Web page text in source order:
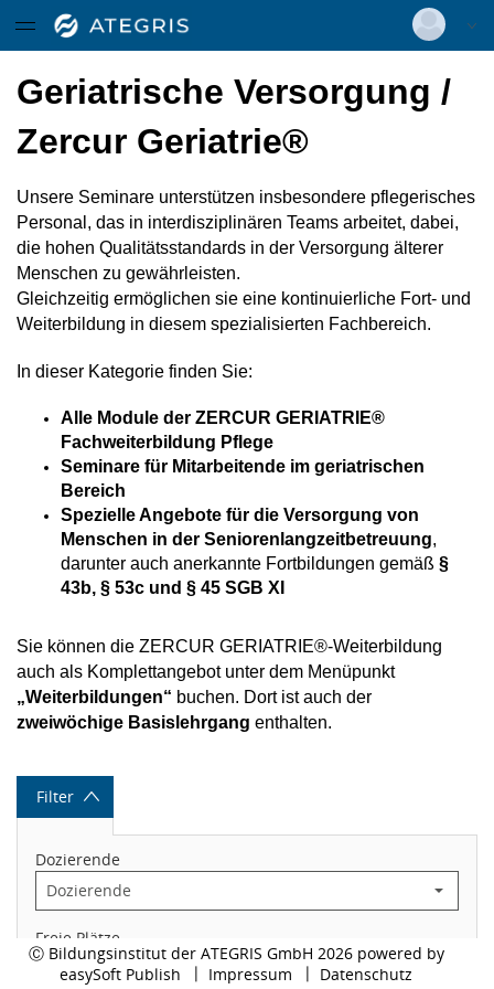
Login
Versionsnummer: 2025.4.04.60491
Menügruppe
Weiterbildungen
Ärztecurriculum
Karrierewerkstatt
Fachweiterbildung in der
Intensivpflege und Pflege in der
Anästhesie
ZERCUR GERIATRIE®
Hygienebeauftragte in der Pflege
Wundexperte ICW®
Weiterbildung Praxisanleitung
(DKG)
Weiterbildung Notfallpflege
(DKG)
Zertifiziertes Curriculum
Geriatrie Basislehrgang
Menügruppe
Get together - Bildung im Wandel
Infos und Anmeldung
Ausbildung
Ausbildungsangebote
interner Bereich
Geriatrische Versorgung /
Zercur Geriatrie®
Unsere Seminare unterstützen insbesondere pflegerisches
Personal, das in interdisziplinären Teams arbeitet, dabei,
die hohen Qualitätsstandards in der Versorgung älterer
Menschen zu gewährleisten.
Gleichzeitig ermöglichen sie eine kontinuierliche Fort- und
Weiterbildung in diesem spezialisierten Fachbereich.
In dieser Kategorie finden Sie:
Alle Module der ZERCUR GERIATRIE®
Fachweiterbildung Pflege
Seminare für Mitarbeitende im geriatrischen
Bereich
Spezielle Angebote für die Versorgung von
Menschen in der Seniorenlangzeitbetreuung,
darunter auch anerkannte Fortbildungen gemäß §
43b, § 53c und § 45 SGB XI
Sie können die ZERCUR GERIATRIE®-Weiterbildung
auch als Komplettangebot unter dem Menüpunkt
„Weiterbildungen“ buchen. Dort ist auch der
zweiwöchige Basislehrgang enthalten.
Filter
Dozierende
Freie Plätze
Datentabelle mit 24 Zeilen und 12 Spalten
Ⓒ Bildungsinstitut der ATEGRIS GmbH 2026 powered by
easySoft Publish
Impressum Datenschutz